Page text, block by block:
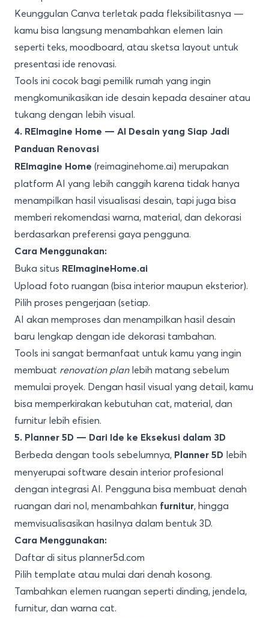
Keunggulan Canva terletak pada fleksibilitasnya —
kamu bisa langsung menambahkan elemen lain
seperti teks, moodboard, atau sketsa layout untuk
presentasi ide renovasi.
Tools ini cocok bagi pemilik rumah yang ingin
mengkomunikasikan ide desain kepada desainer atau
tukang dengan lebih visual.
4. REImagine Home — AI Desain yang Siap Jadi
Panduan Renovasi
REImagine Home (reimaginehome.ai) merupakan
platform AI yang lebih canggih karena tidak hanya
menampilkan hasil visualisasi desain, tapi juga bisa
memberi rekomendasi warna, material, dan dekorasi
berdasarkan preferensi gaya pengguna.
Cara Menggunakan:
Buka situs REImagineHome.ai
Upload foto ruangan (bisa interior maupun eksterior).
Pilih proses pengerjaan (setiap.
AI akan memproses dan menampilkan hasil desain
baru lengkap dengan ide dekorasi tambahan.
Tools ini sangat bermanfaat untuk kamu yang ingin
membuat renovation planlebih matang sebelum
memulai proyek. Dengan hasil visual yang detail, kamu
bisa memperkirakan kebutuhan cat, material, dan
furnitur lebih efisien.
5. Planner 5D — Dari Ide ke Eksekusi dalam 3D
Berbeda dengan tools sebelumnya, Planner 5D lebih
menyerupai software desain interior profesional
dengan integrasi AI. Pengguna bisa membuat denah
ruangan dari nol, menambahkan furnitur, hingga
memvisualisasikan hasilnya dalam bentuk 3D.
Cara Menggunakan:
Daftar di situs planner5d.com
Pilih template atau mulai dari denah kosong.
Tambahkan elemen ruangan seperti dinding, jendela,
furnitur, dan warna cat.